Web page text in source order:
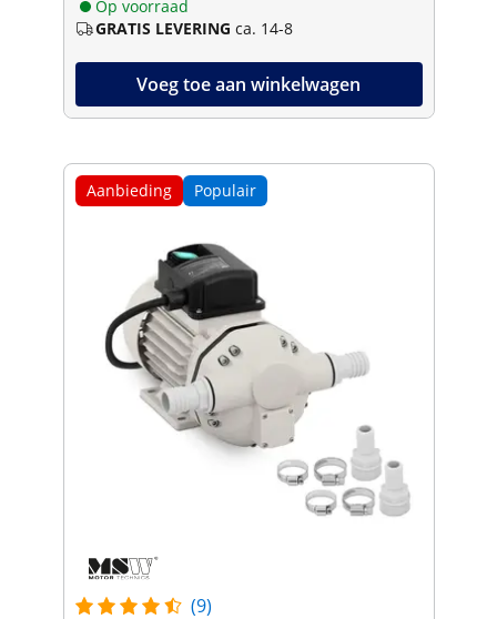
Op voorraad
GRATIS LEVERING ca. 14-8
Voeg toe aan winkelwagen
Aanbieding Populair
(9)